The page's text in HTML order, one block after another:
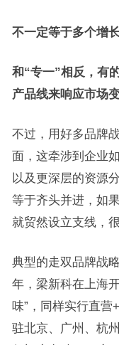
不一定等于多个增
和“专一”相反，有
产品线来响应市场
不过，用好多品牌
面，这牵涉到企业
以及更深层的资源
等于齐头并进，如
就贸然设立支线，
典型的走双品牌战
年，梁新科在上海
味”，同样实行直营
驻北京、广州、杭